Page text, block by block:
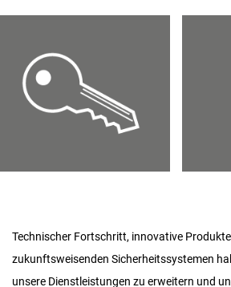
Technischer Fortschritt, innovative
zukunftsweisenden Sicherheitssystemen
unsere Dienstleistungen zu erweitern und